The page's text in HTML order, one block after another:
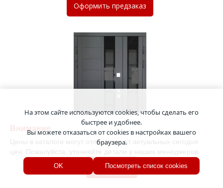
Внимание
Цены в каталоге могут отличаться от актуальных сегодня
цен. Пожалуйста, уточняйте детали у наших менеджеров.
Хорошо
Оформить предзаказ
Утепленная полуторная
термодверь с тонированными
стеклами и панелями МДФ графит
На этом сайте используются cookies, чтобы сделать его
быстрее и удобнее.
Вы можете отказаться от cookies в настройках вашего
браузера.
OK Посмотреть список cookies